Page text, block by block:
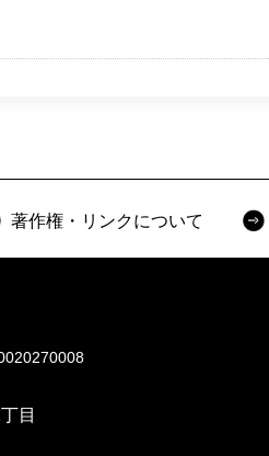
著作権・リンクについて
目